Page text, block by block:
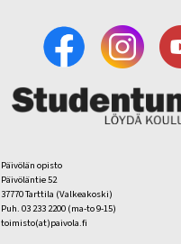
Päivölän opisto
Päivöläntie 52
37770 Tarttila (Valkeakoski)
Puh. 03 233 2200 (ma-to 9-15)
toimisto(at)paivola.fi